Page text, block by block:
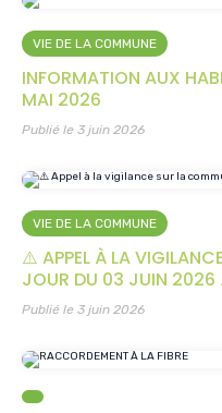
VIE DE LA COMMUNE
INFORMATION AUX
MAI 2026
Publié le 3 juin 2026
VIE DE LA COMMUNE
⚠️ APPEL À LA
JOUR DU 03 JUIN
Publié le 3 juin 2026